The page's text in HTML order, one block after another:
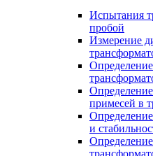
Испытания
пробой
Измерение
примесей в
и